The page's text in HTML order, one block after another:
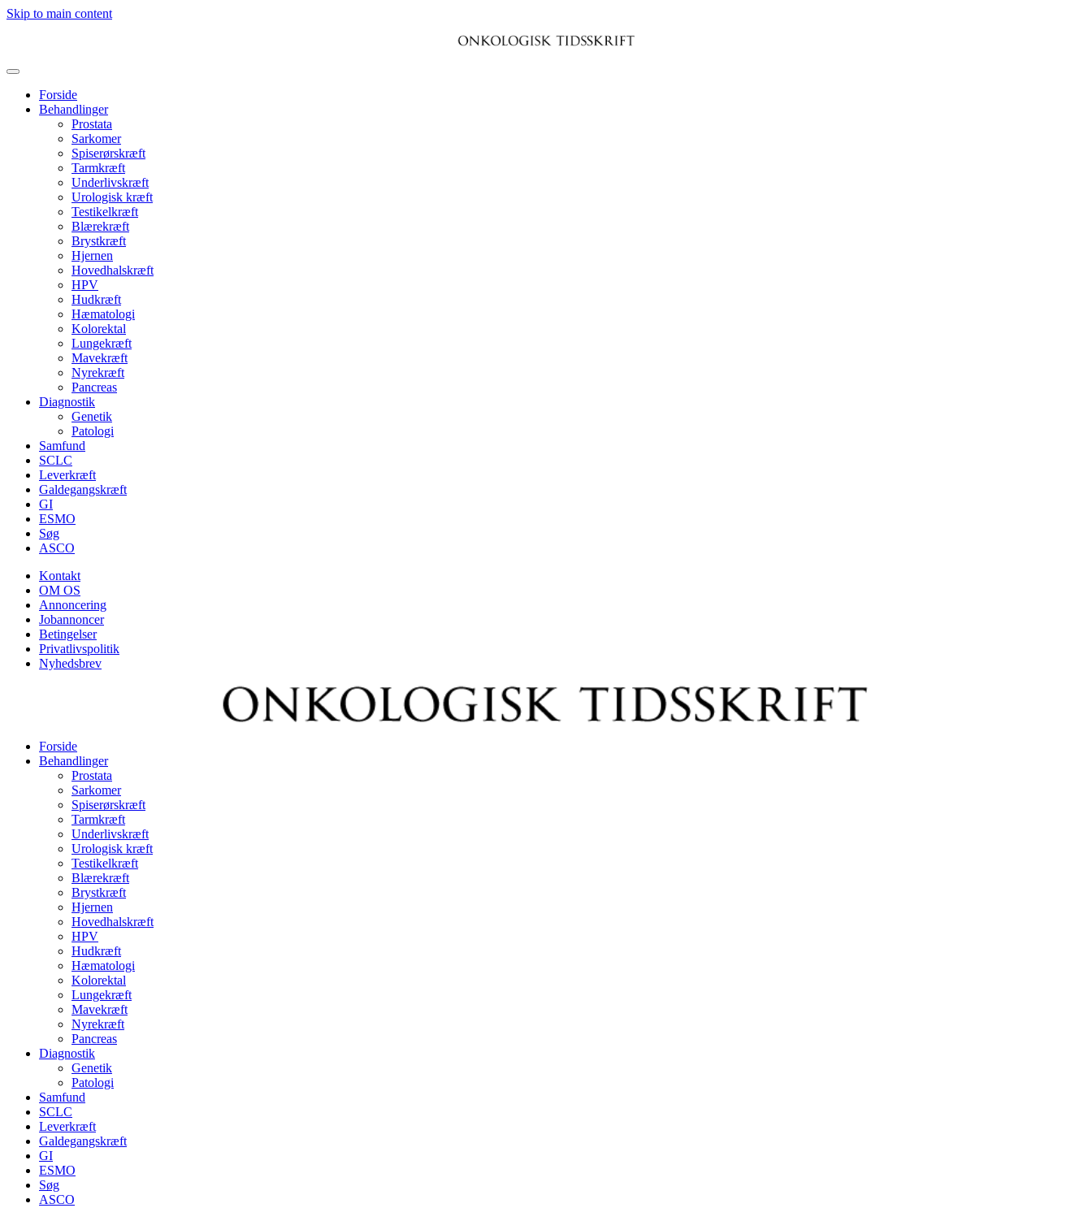
Skip to main content
Forside
Behandlinger
Prostata
Sarkomer
Spiserørskræft
Tarmkræft
Underlivskræft
Urologisk kræft
Testikelkræft
Blærekræft
Brystkræft
Hjernen
Hovedhalskræft
HPV
Hudkræft
Hæmatologi
Kolorektal
Lungekræft
Mavekræft
Nyrekræft
Pancreas
Diagnostik
Genetik
Patologi
Samfund
SCLC
Leverkræft
Galdegangskræft
GI
ESMO
Søg
ASCO
Kontakt
OM OS
Annoncering
Jobannoncer
Betingelser
Privatlivspolitik
Nyhedsbrev
Forside
Behandlinger
Prostata
Sarkomer
Spiserørskræft
Tarmkræft
Underlivskræft
Urologisk kræft
Testikelkræft
Blærekræft
Brystkræft
Hjernen
Hovedhalskræft
HPV
Hudkræft
Hæmatologi
Kolorektal
Lungekræft
Mavekræft
Nyrekræft
Pancreas
Diagnostik
Genetik
Patologi
Samfund
SCLC
Leverkræft
Galdegangskræft
GI
ESMO
Søg
ASCO